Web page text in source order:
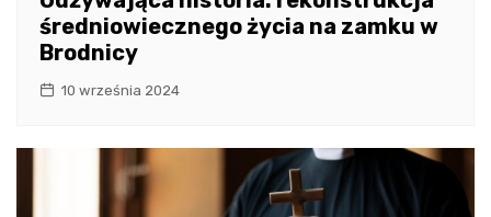
średniowiecznego życia na zamku w
Brodnicy
10 września 2024